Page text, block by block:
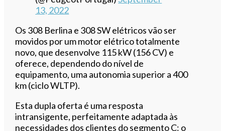
13, 2022
Os 308 Berlina e 308 SW elétricos vão ser
movidos por um motor elétrico totalmente
novo, que desenvolve 115 kW (156 CV) e
oferece, dependendo do nível de
equipamento, uma autonomia superior a 400
km (ciclo WLTP).
Esta dupla oferta é uma resposta
intransigente, perfeitamente adaptada às
necessidades dos clientes do segmento C: o